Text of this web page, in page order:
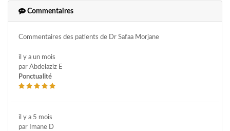
Commentaires
Commentaires des patients de Dr Safaa Morjane
il y a un mois
par Abdelaziz E
Ponctualité
il y a 5 mois
par Imane D